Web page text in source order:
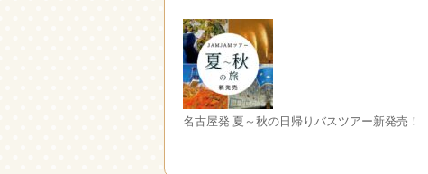
名古屋発 夏～秋の日帰りバスツアー新発売！